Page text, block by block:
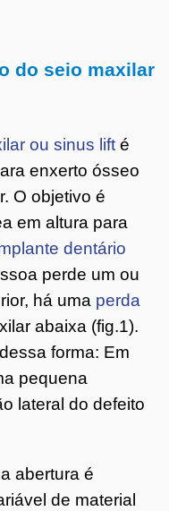
do seio maxilar
ou sinus lifté
enxerto ósseo
O objetivo é
em altura para
dentário
perde um ou
há uma perda
abaixa (fig.1).
forma: Em
pequena
lateral do defeito
abertura é
de material